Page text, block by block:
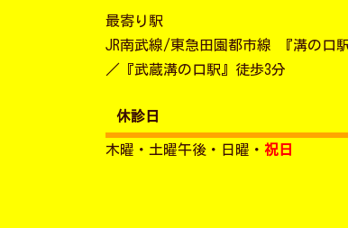
ョ
ン
最寄り駅
JR南武線/東急田園都市線 『溝の口
／『武蔵溝の口駅』徒歩3分
休診日
木曜・土曜午後・日曜・ 祝日